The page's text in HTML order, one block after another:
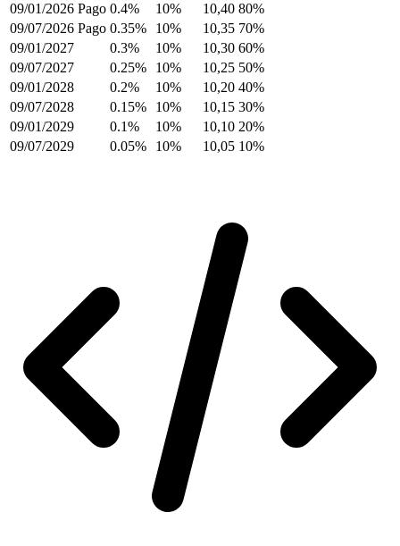
09/01/2026 Pago 0.4% 10% 10,40 80%
09/07/2026 Pago 0.35% 10% 10,35 70%
09/01/2027
0.3% 10% 10,30 60%
09/07/2027
0.25% 10% 10,25 50%
09/01/2028
0.2% 10% 10,20 40%
09/07/2028
0.15% 10% 10,15 30%
09/01/2029
0.1% 10% 10,10 20%
09/07/2029
0.05% 10% 10,05 10%